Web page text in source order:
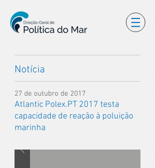
Notícia
27 de outubro de 2017
Atlantic Polex.PT 2017 testa
capacidade de reação à poluição
marinha